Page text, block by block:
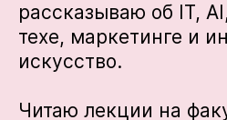
рассказываю об IT,
техе, маркетинге и
искусство.
Читаю лекции на